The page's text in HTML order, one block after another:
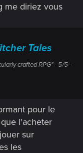
me diriez vous
Tales
crafted RPG" - 5/5 -
pour le
l'acheter
sur
les